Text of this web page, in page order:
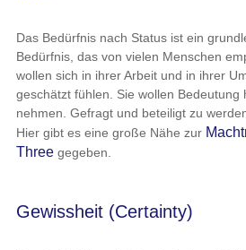
Das Bedürfnis nach Status ist ein
Bedürfnis, das von vielen Menschen
wollen sich in ihrer Arbeit und in ihrer
geschätzt fühlen. Sie wollen Bedeutung
nehmen. Gefragt und beteiligt zu
Hier gibt es eine große Nähe zur
Threegegeben.
Gewissheit (Certainty)